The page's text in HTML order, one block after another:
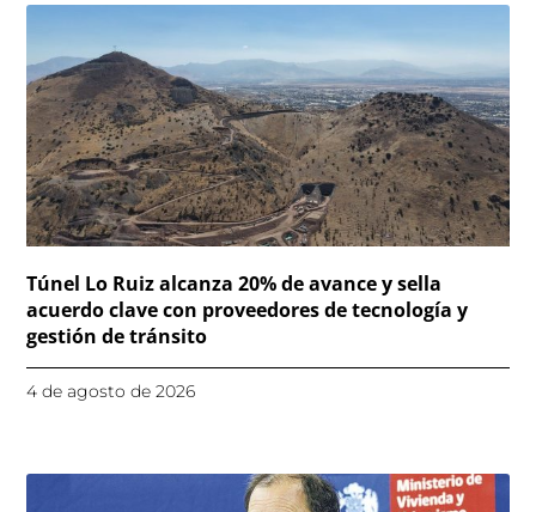
Túnel Lo Ruiz alcanza 20% de avance y sella
acuerdo clave con proveedores de tecnología y
gestión de tránsito
4 de agosto de 2026